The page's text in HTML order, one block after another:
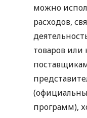
можно
расходов,
товаров
программ),